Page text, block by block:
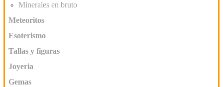
Minerales en bruto
Meteoritos
Esoterismo
Tallas y figuras
Joyeria
Gemas